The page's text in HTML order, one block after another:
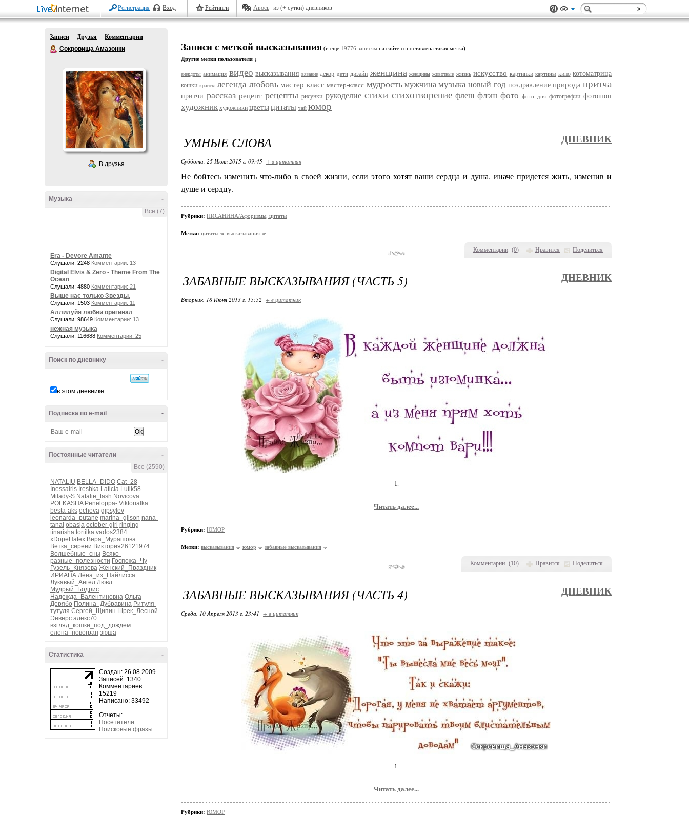
Регистрация Вход Рейтинги Авось из (+ сутки) дневников
Записи Друзья
Комментарии
Сокровища Амазонки
В друзья
-
Музыка
Все (7)
Era - Devore Amante
Слушали: 2248 Комментарии: 13
Digital Elvis & Zero - Theme From The
Ocean
Слушали: 4880 Комментарии: 21
Выше нас только Звезды.
Слушали: 1503 Комментарии: 11
Аллилуйя любви оригинал
Слушали: 98649 Комментарии: 13
нежная музыка
Слушали: 116688 Комментарии: 25
-
Поиск по дневнику
в этом дневнике
-
Подписка по e-mail
-
Постоянные читатели
Все (2590)
NATALIU BELLA_DIDO Cat_28
Inessairis Ireshka Laticia Lutik58
Milady-S Natalie_tash Novicova
POLKASHA Peneloppa- Viktorialka
besta-aks echeva gipsylev
leonarda_putane marina_glison nana-
tanal obasja october-girl ringing
tinarisha tortilka vados2384
xDopeHatex Вера_Мурашова
Ветка_сирени Виктория26121974
Волшебные_сны Всяко-
разные_полезности Госпожа_Чу
Гузель_Князева Женский_Праздник
ИРИАНА Лёна_из_Найлисса
Лукавый_Ангел Лювл
Мудрый_Бодрис
Надежда_Валентиновна Ольга
Дерябо Полина_Дубравина Ритуля-
тутуля Сергей_Щипин Шрек_Лесной
Энверс алекс70
взгляд_кошки_под_дождем
елена_новогран зюша
-
Статистика
Создан: 26.08.2009
Записей: 1340
Комментариев:
15219
Написано: 33492
Отчеты:
Посетители
Поисковые фразы
Записи с меткой высказывания (и еще 19776 записям на сайте сопоставлена такая метка)
Другие метки пользователя ↓
анекдоты анимация видео высказывания вязание декор дети дизайн женщина женщины животные жизнь искусство картинки картины кино котоматрица
кошки красота легенда любовь мастер класс мастер-класс мудрость мужчина музыка новый год поздравление природа притча
притчи рассказ рецепт рецепты рисунки рукоделие стихи стихотворение флеш флэш фото фото дня фотографии фотошоп
художник художники цветыцитаты чай юмор
Комментарии (0) Нравится Поделиться
УМНЫЕ СЛОВА ДНЕВНИК
Суббота, 25 Июля 2015 г. 09:45 + в цитатник
Не бойтесь изменить что-либо в своей жизни, если этого хотят ваши сердца и душа, иначе придется жить, изменив и
душе и сердцу.
Рубрики: ПИСАНИНА/Афоризмы, цитаты
Метки: цитаты высказывания
Комментарии (10) Нравится Поделиться
ЗАБАВНЫЕ ВЫСКАЗЫВАНИЯ (ЧАСТЬ 5) ДНЕВНИК
Вторник, 18 Июня 2013 г. 15:52 + в цитатник
1.
Читать далее...
Рубрики: ЮМОР
Метки: высказывания юмор забавные высказывания
ЗАБАВНЫЕ ВЫСКАЗЫВАНИЯ (ЧАСТЬ 4) ДНЕВНИК
Среда, 10 Апреля 2013 г. 23:41 + в цитатник
1.
Читать далее...
Рубрики: ЮМОР